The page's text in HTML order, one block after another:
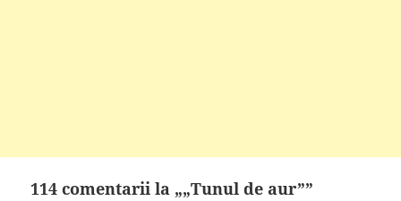
114 comentarii la „„Tunul de aur””